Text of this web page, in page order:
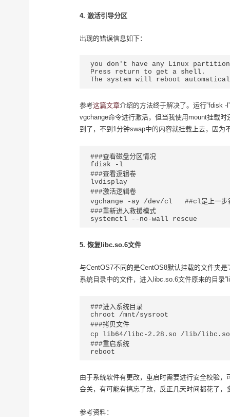
4. 激活引导分区
出现的错误信息如下：
you don't have any Linux
Press return to get a shell.
参考这篇文章介绍的方法终于解决了。运行”fdisk -
vgchange命令进行激活，但当我使用mount挂载
到了，不到1分钟swap中的内容就挂载上去，因
###查看磁盘分区情况
fdisk -l
###查看逻辑卷
lvdisplay
###激活逻辑卷
vgchange -ay /dev/cl   ##cl是上一步需
###重新进入救援模式
systemctl --no-wall rescue
5. 恢复libc.so.6文件
与CentOS7不同的是CentOS8默认挂载的文件夹是
系统目录中的文件，进入libc.so.6文件原来的目录
###进入系统目录
chroot /mnt/sysroot
###拷贝文件
cp lib64/libc-2.28.so /lib/libc.so.6
###重启系统
reboot
由于系统软件有更改，重启时需要进行安全校验
会关，有可能有搞忘了改，反正几天时间都花了，
参考资料：